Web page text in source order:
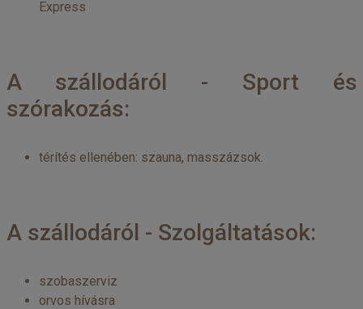
Express
A szállodáról - Sport és
szórakozás:
térítés ellenében: szauna, masszázsok.
A szállodáról - Szolgáltatások:
szobaszerviz
orvos hívásra